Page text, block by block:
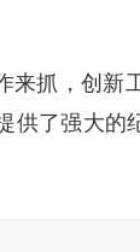
来抓，创新
供了强大的